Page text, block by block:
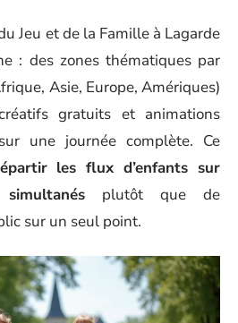
Jeu et de la Famille à Lagarde
: des zones thématiques par
Asie, Europe, Amériques)
gratuits et animations
une journée complète. Ce
les flux d’enfants sur
plutôt que de
sur un seul point.